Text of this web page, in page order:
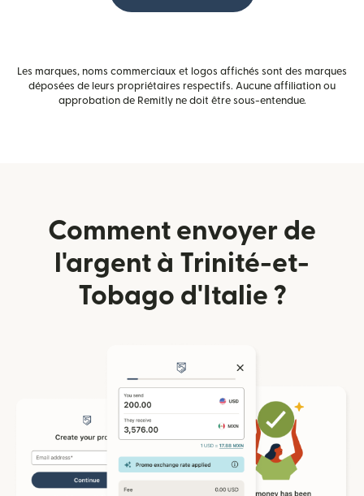
Les marques, noms commerciaux et logos affichés sont des marques
déposées de leurs propriétaires respectifs. Aucune affiliation ou
approbation de Remitly ne doit être sous-entendue.
Comment envoyer de
l'argent à Trinité-et-
Tobago d'Italie ?